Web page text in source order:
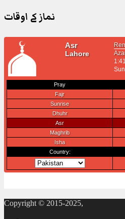
نماز کے اوقات
Copyright © 2015-2025,